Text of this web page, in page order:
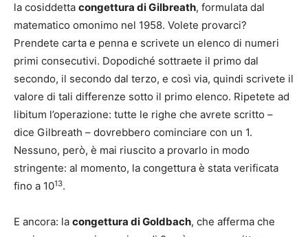
la cosiddetta congettura di Gilbreath, formulata dal
matematico omonimo nel 1958. Volete provarci?
Prendete carta e penna e scrivete un elenco di numeri
primi consecutivi. Dopodiché sottraete il primo dal
secondo, il secondo dal terzo, e così via, quindi scrivete il
valore di tali differenze sotto il primo elenco. Ripetete ad
libitum l’operazione: tutte le righe che avrete scritto –
dice Gilbreath – dovrebbero cominciare con un 1.
Nessuno, però, è mai riuscito a provarlo in modo
stringente: al momento, la congettura è stata verificata
fino a 1013.
E ancora: la congettura di Goldbach, che afferma che